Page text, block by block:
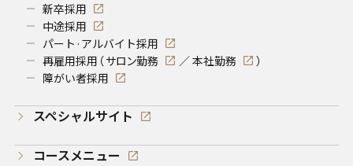
新卒採用
中途採用
パート·アルバイト採用
再雇用採用（ サロン勤務 ／本社勤務
）
障がい者採用
スペシャルサイト
コースメニュー